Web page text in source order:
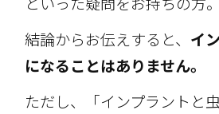
結論からお伝えすると、 イ
になることはありません。
ただし、「インプラントと